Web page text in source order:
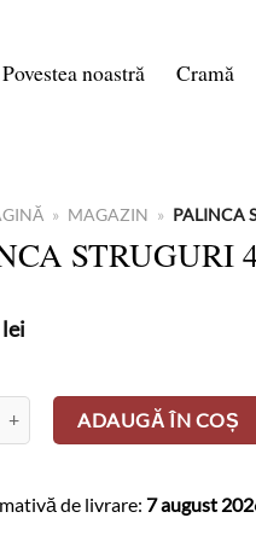
Povestea noastră Cramă
» MAGAZIN » PALINCA
STRUGURI
lei
STRUGURI 40% 0.5L
ADAUGĂ ÎN COȘ
de livrare: 7 august